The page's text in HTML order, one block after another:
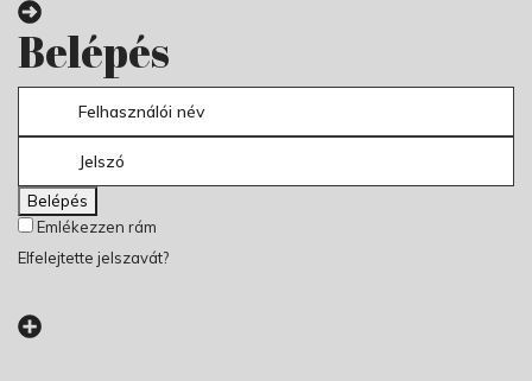
Belépés
Belépés
Emlékezzen rám
Elfelejtette jelszavát?